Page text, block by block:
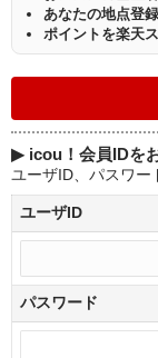
あなたの地点登
ポイントを楽天
▶ icou！会員IDを
ユーザID、パスワー
ユーザID
パスワード